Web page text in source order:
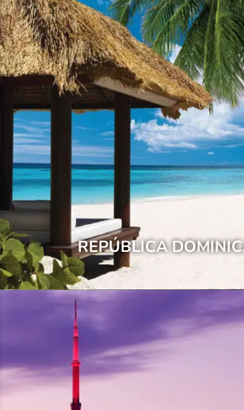
REPÚBLICA